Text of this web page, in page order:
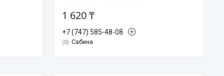
1 620 ₸
+7 (747) 585-48-08
0 Сабина